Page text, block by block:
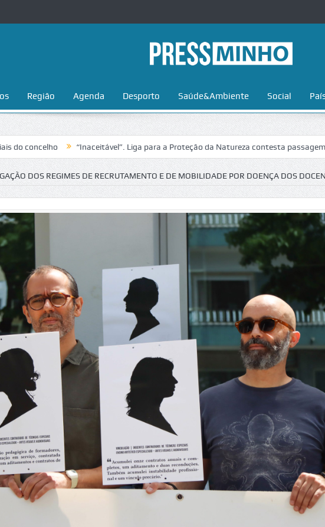
Região Agenda Desporto Saúde&Ambiente Social
“Inaceitável”. Liga para a Proteção da Natureza contesta passagem da Volta a
DOS REGIMES DE RECRUTAMENTO E DE MOBILIDADE POR DOENÇA DOS